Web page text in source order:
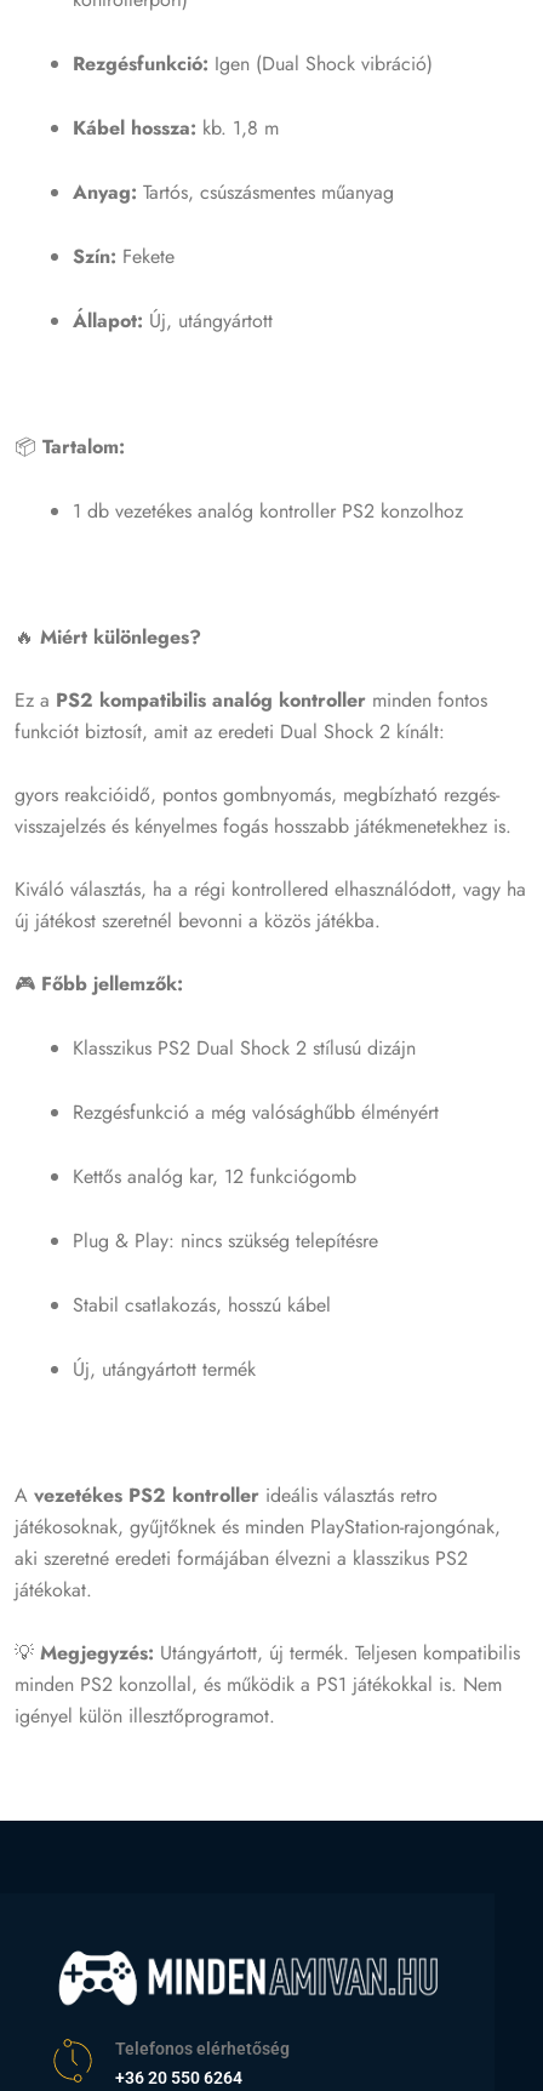
Rezgésfunkció: Igen (Dual Shock vibráció)
Kábel hossza: kb. 1,8 m
Anyag: Tartós, csúszásmentes műanyag
Szín: Fekete
Állapot: Új, utángyártott
📦Tartalom:
1 db vezetékes analóg kontroller PS2 konzolhoz
🔥Miért különleges?
Ez a PS2 kompatibilis analóg kontroller minden fontos
funkciót biztosít, amit az eredeti Dual Shock 2 kínált:
gyors reakcióidő, pontos gombnyomás, megbízható rezgés-
visszajelzés és kényelmes fogás hosszabb játékmenetekhez is.
Kiváló választás, ha a régi kontrollered elhasználódott, vagy ha
új játékost szeretnél bevonni a közös játékba.
🎮 Főbb jellemzők:
Klasszikus PS2 Dual Shock 2 stílusú dizájn
Rezgésfunkció a még valósághűbb élményért
Kettős analóg kar, 12 funkciógomb
Plug & Play: nincs szükség telepítésre
Stabil csatlakozás, hosszú kábel
Új, utángyártott termék
Avezetékes PS2 kontroller ideális választás retro
játékosoknak, gyűjtőknek és minden PlayStation-rajongónak,
aki szeretné eredeti formájában élvezni a klasszikus PS2
játékokat.
💡Megjegyzés: Utángyártott, új termék. Teljesen kompatibilis
minden PS2 konzollal, és működik a PS1 játékokkal is. Nem
igényel külön illesztőprogramot.
Telefonos elérhetőség
+36 20 550 6264